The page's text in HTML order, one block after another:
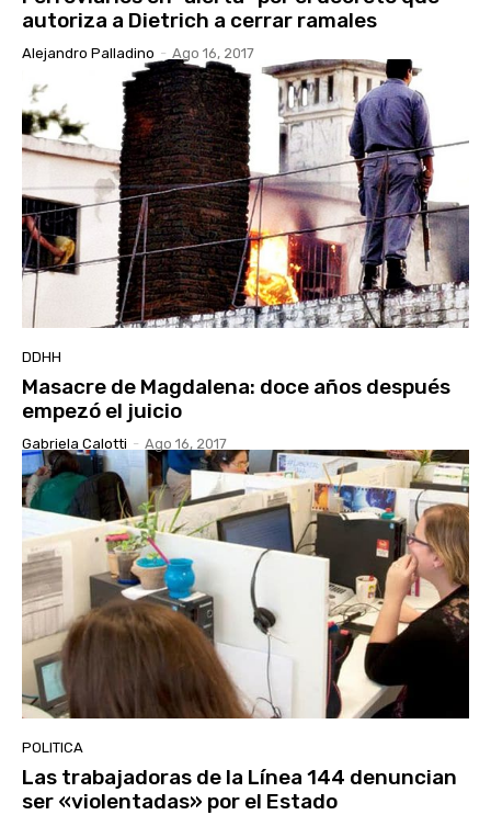
autoriza a Dietrich a cerrar ramales
Alejandro Palladino - Ago 16, 2017
DDHH
Masacre de Magdalena: doce años después
empezó el juicio
Gabriela Calotti - Ago 16, 2017
POLITICA
Las trabajadoras de la Línea 144 denuncian
ser «violentadas» por el Estado